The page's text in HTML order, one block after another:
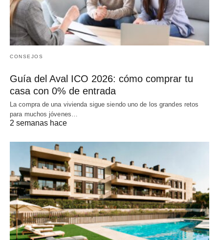
CONSEJOS
Guía del Aval ICO 2026: cómo comprar tu
casa con 0% de entrada
La compra de una vivienda sigue siendo uno de los grandes retos
para muchos jóvenes…
2 semanas hace